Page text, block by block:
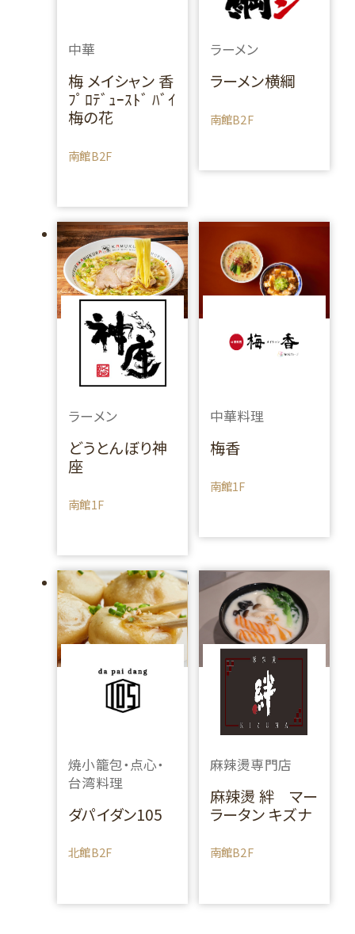
中華
梅 メイシャン 香
ﾌﾟﾛﾃﾞｭｰｽﾄﾞ ﾊﾞｲ
梅の花
南館B2F
ラーメン
ラーメン横綱
南館B2F
ラーメン
どうとんぼり神
座
南館1F
中華料理
梅香
南館1F
焼小籠包・点心・
台湾料理
ダパイダン105
北館B2F
麻辣燙専門店
麻辣燙 絆 マー
ラータン キズナ
南館B2F